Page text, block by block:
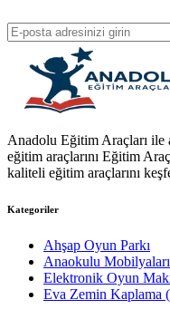
Anadolu Eğitim Araçları
eğitim araçlarını Eğitim
kaliteli eğitim araçlarını
Kategoriler
Ahşap Oyun Parkı
Anaokulu Mobilyaları
Elektronik Oyun
Eva Zemin Kaplama